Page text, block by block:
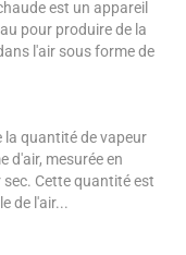
est un appareil
pour produire de la
l'air sous forme de
la quantité de vapeur
d'air, mesurée en
Cette quantité est
de l'air...